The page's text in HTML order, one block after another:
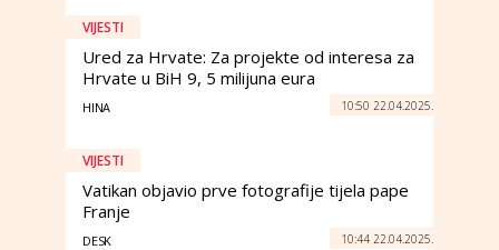
VIJESTI
Ured za Hrvate: Za projekte od interesa za
Hrvate u BiH 9, 5 milijuna eura
HINA 10:50 22.04.2025.
VIJESTI
Vatikan objavio prve fotografije tijela pape
Franje
DESK 10:44 22.04.2025.